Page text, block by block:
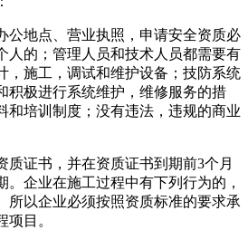
公地点、营业执照，申请安全资质必
人的；管理人员和技术人员都需要有
，施工，调试和维护设备；技防系统
积极进行系统维护，维修服务的措
和培训制度；没有违法，违规的商业
质证书，并在资质证书到期前3个月
。企业在施工过程中有下列行为的，
所以企业必须按照资质标准的要求承
目。